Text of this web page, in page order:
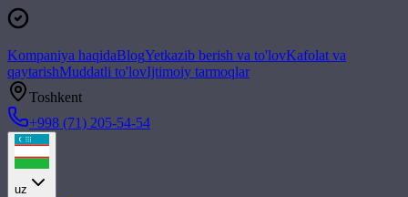
Kompaniya haqidaBlogYetkazib berish va to'lovKafolat va
qaytarishMuddatli to'lovIjtimoiy tarmoqlar
Toshkent
+998 (71) 205-54-54
uz